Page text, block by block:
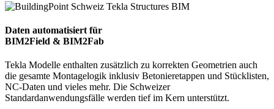
Daten automatisiert für
BIM2Field & BIM2Fab
Tekla Modelle enthalten zusätzlich zu korrekten Geometrien auch
die gesamte Montagelogik inklusiv Betonieretappen und Stücklisten,
NC-Daten und vieles mehr. Die Schweizer
Standardanwendungsfälle werden tief im Kern unterstützt.